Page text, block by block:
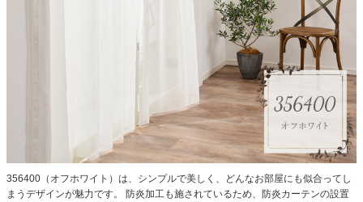
356400（オフホワイト）は、シンプルで美しく、どんなお部屋にも似合ってし
まうデザインが魅力です。
防炎加工も施されているため、防炎カーテンの設置